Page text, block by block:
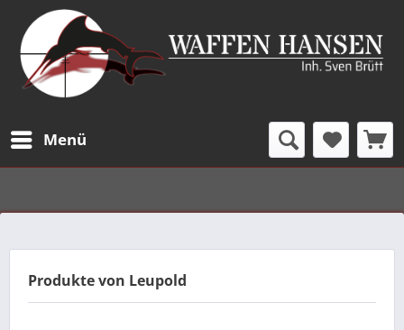
Menü
Produkte von Leupold